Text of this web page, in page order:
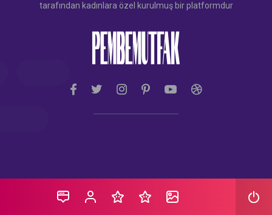
tarafından kadınlara özel kurulmuş bir platformdur